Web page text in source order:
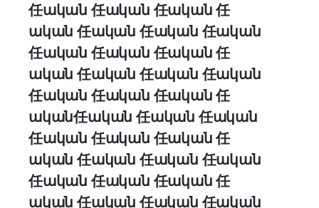
任ական 任ական 任ական 任
ական 任ական 任ական 任ական
任ական 任ական 任ական 任
ական 任ական 任ական 任ական
任ական 任ական 任ական 任
ական任ական 任ական 任ական
任ական 任ական 任ական 任
ական 任ական 任ական 任ական
任ական 任ական 任ական 任
ական 任ական 任ական 任ական